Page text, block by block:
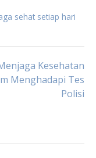
sehat setiap hari
Kesehatan
Menghadapi Tes
Polisi